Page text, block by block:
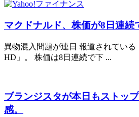
マクドナルド、株価が8日連続
異物混入問題が連日 報道されている
HD」。 株価は8日連続で下 ...
ブランジスタが本日もストッ
感。